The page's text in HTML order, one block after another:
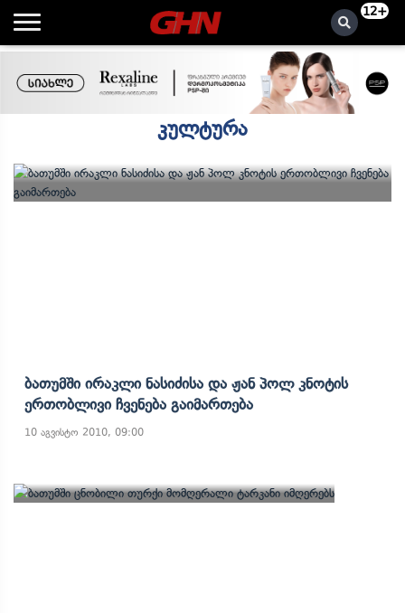
12+
კულტურა
Ბათუმში Ირაკლი Ნასიძისა Და Ჟან Პოლ Კნოტის
Ერთობლივი Ჩვენება Გაიმართება
10 აგვისტო 2010, 09:00